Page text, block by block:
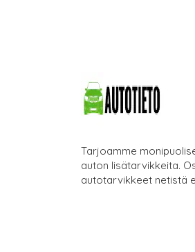
Tarjoamme
auton lisätarvikkeita.
autotarvikkeet netistä